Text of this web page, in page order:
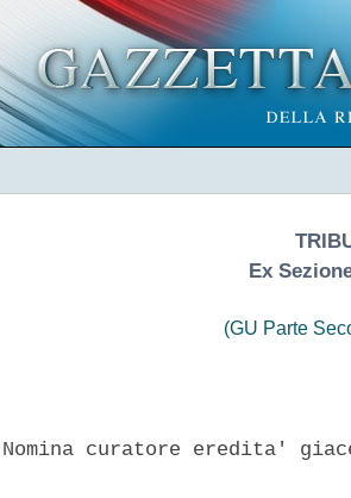
Ex
(GU Parte
Nomina curatore eredita'